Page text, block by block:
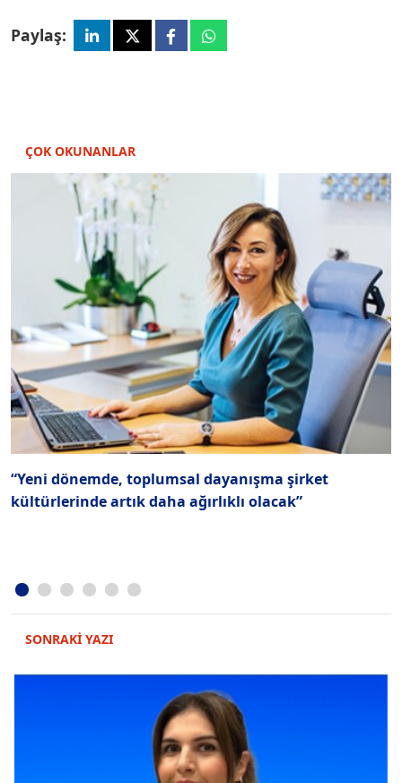
Paylaş:
ÇOK OKUNANLAR
“Yeni dönemde, toplumsal dayanışma şirket
kültürlerinde artık daha ağırlıklı olacak”
SONRAKİ YAZI